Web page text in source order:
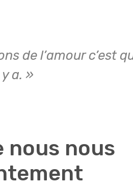
de l’amour c’est
a. »
nous nous